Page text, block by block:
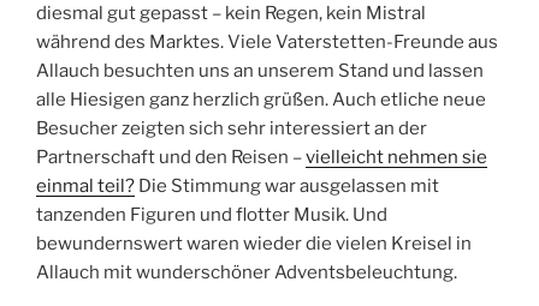
diesmal gut gepasst – kein Regen, kein Mistral
während des Marktes. Viele Vaterstetten-Freunde aus
Allauch besuchten uns an unserem Stand und lassen
alle Hiesigen ganz herzlich grüßen. Auch etliche neue
Besucher zeigten sich sehr interessiert an der
Partnerschaft und den Reisen –vielleicht nehmen sie
einmal teil? Die Stimmung war ausgelassen mit
tanzenden Figuren und flotter Musik. Und
bewundernswert waren wieder die vielen Kreisel in
Allauch mit wunderschöner Adventsbeleuchtung.